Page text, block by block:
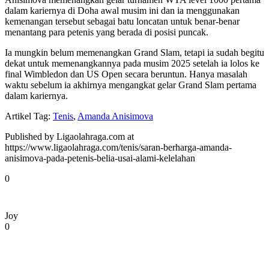
dalam kariernya di Doha awal musim ini dan ia menggunakan
kemenangan tersebut sebagai batu loncatan untuk benar-benar
menantang para petenis yang berada di posisi puncak.
Ia mungkin belum memenangkan Grand Slam, tetapi ia sudah begitu
dekat untuk memenangkannya pada musim 2025 setelah ia lolos ke
final Wimbledon dan US Open secara beruntun. Hanya masalah
waktu sebelum ia akhirnya mengangkat gelar Grand Slam pertama
dalam kariernya.
Artikel Tag: Tenis, Amanda Anisimova
Published by Ligaolahraga.com at
https://www.ligaolahraga.com/tenis/saran-berharga-amanda-
anisimova-pada-petenis-belia-usai-alami-kelelahan
0
Joy
0